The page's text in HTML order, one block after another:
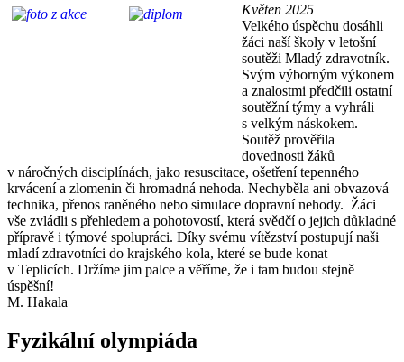
Květen 2025
Velkého úspěchu dosáhli
žáci naší školy v letošní
soutěži Mladý zdravotník.
Svým výborným výkonem
a znalostmi předčili ostatní
soutěžní týmy a vyhráli
s velkým náskokem.
Soutěž prověřila
dovednosti žáků
v náročných disciplínách, jako resuscitace, ošetření tepenného
krvácení a zlomenin či hromadná nehoda. Nechyběla ani obvazová
technika, přenos raněného nebo simulace dopravní nehody. Žáci
vše zvládli s přehledem a pohotovostí, která svědčí o jejich důkladné
přípravě i týmové spolupráci. Díky svému vítězství postupují naši
mladí zdravotníci do krajského kola, které se bude konat
v Teplicích. Držíme jim palce a věříme, že i tam budou stejně
úspěšní!
M. Hakala
Fyzikální olympiáda